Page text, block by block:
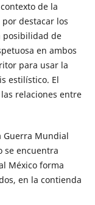
de la
destacar los
posibilidad de
en ambos
para usar la
estilístico. El
relaciones entre
Guerra Mundial
se encuentra
México forma
en la contienda